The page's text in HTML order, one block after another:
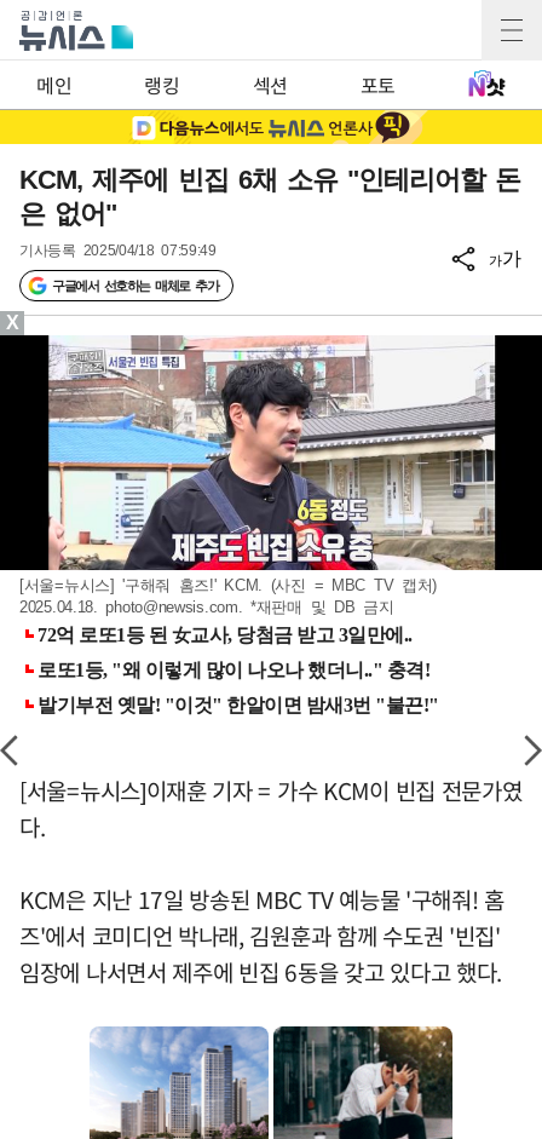
메인 랭킹 섹션 포토
KCM, 제주에 빈집 6채 소유 "인테리어할 돈
은 없어"
기사등록 2025/04/18 07:59:49
구글에서 선호하는 매체로 추가
가가
[서울=뉴시스] '구해줘 홈즈!' KCM. (사진 = MBC TV 캡처)
2025.04.18.photo@newsis.com . *재판매 및 DB 금지
[서울=뉴시스]이재훈 기자 = 가수 KCM이 빈집 전문가였
다.
KCM은 지난 17일 방송된 MBC TV 예능물 '구해줘! 홈
즈'에서 코미디언 박나래, 김원훈과 함께 수도권 '빈집'
임장에 나서면서 제주에 빈집 6동을 갖고 있다고 했다.
X